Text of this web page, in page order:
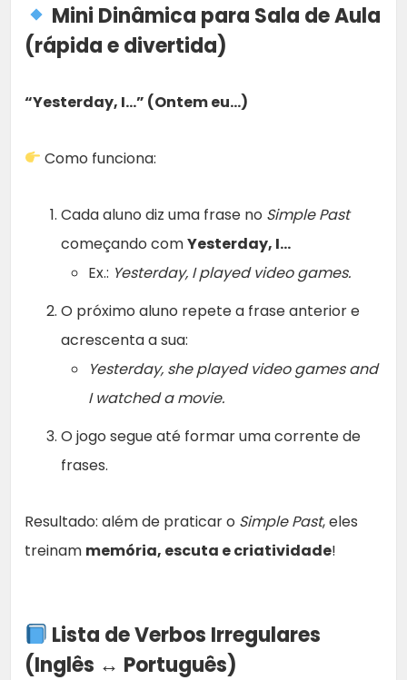
Mini Dinâmica para Sala de Aula
(rápida e divertida)
“Yesterday, I…” (Ontem eu…)
Como funciona:
Cada aluno diz uma frase no Simple Past
começando comYesterday, I…
Ex.: Yesterday, I played video games.
O próximo aluno repete a frase anterior e
acrescenta a sua:
Yesterday, she played video games and
I watched a movie.
O jogo segue até formar uma corrente de
frases.
Resultado: além de praticar o Simple Past, eles
treinam memória, escuta e criatividade!
Lista de Verbos Irregulares
(Inglês ↔ Português)